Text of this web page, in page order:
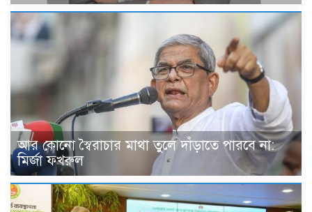
আর কোনো স্বৈরাচার মাথা তুলে দাঁড়াতে পারবে না:
মির্জা ফখরুল